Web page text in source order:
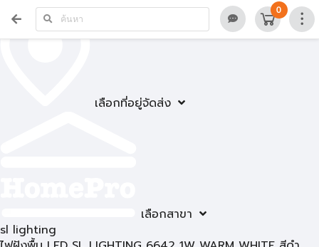
เลือกที่อยู่จัดส่ง
เลือกสาขา
0
sl lighting